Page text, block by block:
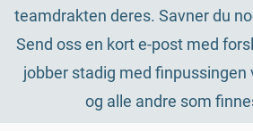
teamdrakten deres. Savner du
Send oss en kort e-post med
jobber stadig med
og alle andre som